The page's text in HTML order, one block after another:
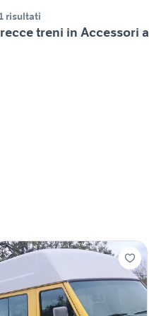
risultati
treni in Accessori